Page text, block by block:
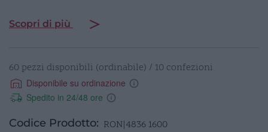
Scopri di più
60 pezzi disponibili (ordinabile) / 10 confezioni
Disponibile su ordinazione
Spedito in 24/48 ore
Codice Prodotto: RON|4836 1600